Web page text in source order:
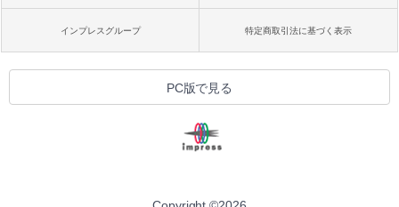
インプレスグループ 特定商取引法に基づく表示
PC版で見る